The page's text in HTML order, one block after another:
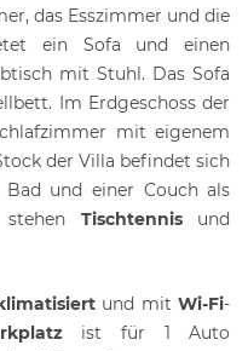
das Esszimmer und die
ein Sofa und einen
mit Stuhl. Das Sofa
Im Erdgeschoss der
mit eigenem
der Villa befindet sich
und einer Couch als
stehen Tischtennisund
klimatisiert und mitWi-Fi-
ist für 1 Auto